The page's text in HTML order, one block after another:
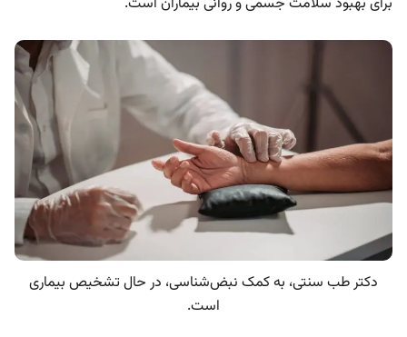
دکتر طب سنتی، به کمک نبض‌شناسی، در حال تشخیص بیماری
است.